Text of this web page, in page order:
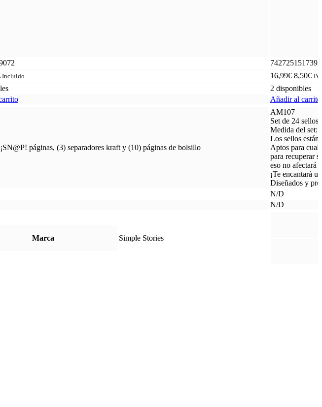
7427251517393
Incluido 16,99€ 8,50€
2 disponibles
Añadir al carrito
páginas, (3) separadores kraft y (10) páginas de bolsillo
AM107
Set de 24 sellos
Medida del set:
Los sellos están
Aptos para
para recuperar
eso no afectará
¡Te encantará
Diseñados y
N/D
N/D
Marca Simple Stories